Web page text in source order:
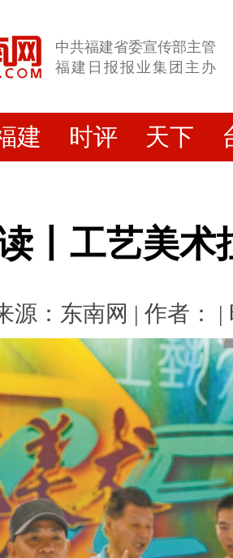
中共福建省委宣传部主管
福建日报报业集团主办
建 时评 天下
丨工艺美术
源：​东南网 | 作者： |